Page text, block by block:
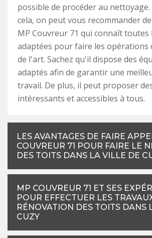
possible de procéder au
cela, on peut vous recommander
MP Couvreur 71 qui connaît toutes
adaptées pour faire les opérations
de l'art. Sachez qu'il dispose des
adaptés afin de garantir une
travail. De plus, il peut proposer
intéressants et accessibles à tous.
LES AVANTAGES DE FAIRE
COUVREUR 71 POUR FAIRE LE
DES TOITS DANS LA VILLE DE
MP COUVREUR 71 ET SES
POUR EFFECTUER LES
RÉNOVATION DES TOITS DANS
CUZY